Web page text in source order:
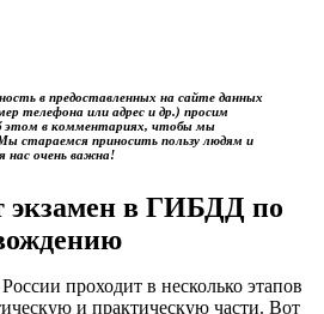
в предоставленных на сайте данных
телефона или адрес и др.) просим
этом в комментариях, чтобы мы
стараемся приносить пользу людям и
нас очень важна!
экзамен в ГИБДД по
проходит в несколько этапов
и практическую части. Вот